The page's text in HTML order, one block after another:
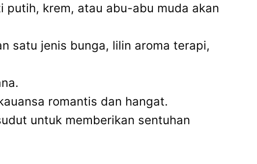
krem, atau abu-abu muda akan
satu jenis bunga, lilin aroma terapi,
romantis dan hangat.
untuk memberikan sentuhan